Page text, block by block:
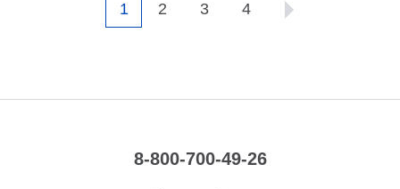
1 2 3 4
8-800-700-49-26